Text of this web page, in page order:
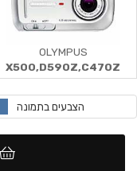
OLYMPUS
X500,D590Z,C470Z
הצבעים בתמונה